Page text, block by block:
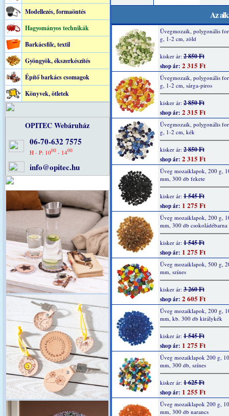
Modellezés, formaöntés
Hagyományos technikák
Barkácsfilc, textil
Gyöngyök, ékszerkészítés
Építő barkács csomagok
Könyvek, ötletek
OPITEC Webáruház
06-70-632 7575
H - P: 1000- 1400
info@opitec.hu
Az
Üvegmozaik, polygonális
g, 1-2 cm, zöld
kisker ár: 2 850 Ft
shop ár: 2 315 Ft
Üvegmozaik, polygonális
g, 1-2 cm, sárga-piros
kisker ár: 2 850 Ft
shop ár: 2 315 Ft
Üvegmozaik, polygonális
g, 1-2 cm, kék
kisker ár: 2 850 Ft
shop ár: 2 315 Ft
Üveg mozaiklapok, 200 g,
mm, 300 db fekete
kisker ár: 1 545 Ft
shop ár: 1 275 Ft
Üveg mozaiklapok, 200 g,
mm, 300 db csokoládébarna
kisker ár: 1 545 Ft
shop ár: 1 275 Ft
Üveg mozaiklapok, 500 g,
mm, színes
kisker ár: 3 260 Ft
shop ár: 2 605 Ft
Üveg mozaiklapok, 200 g,
mm, kb. 300 db királykék
kisker ár: 1 545 Ft
shop ár: 1 275 Ft
Üveg mozaiklapok 200 g,
mm, 300 db, színes
kisker ár: 1 625 Ft
shop ár: 1 255 Ft
Üveg mozaiklapok 200 g,
mm, 300 db narancs